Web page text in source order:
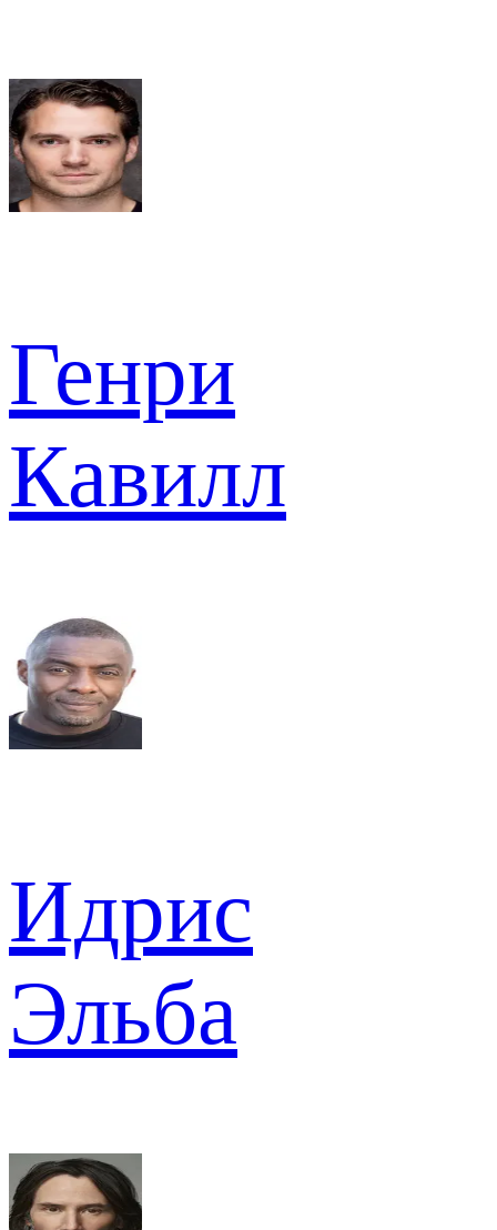
Генри
Кавилл
Идрис
Эльба